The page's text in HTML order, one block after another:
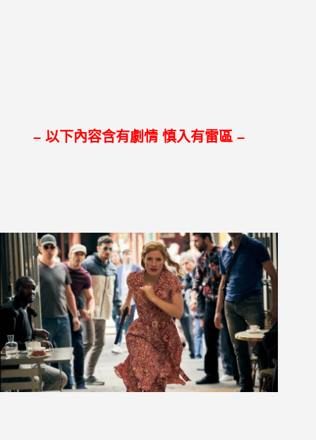
– 以下內容含有劇情 慎入有雷區 –